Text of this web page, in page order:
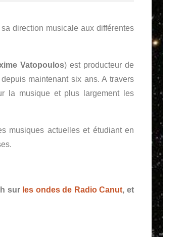
direction musicale aux différentes
Vatopoulos) est producteur de
maintenant six ans. A travers
la musique et plus largement les
musiques actuelles et étudiant en
sur les ondes de Radio Canut, et